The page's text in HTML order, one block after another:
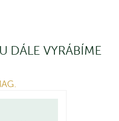
DÁLE VYRÁBÍME